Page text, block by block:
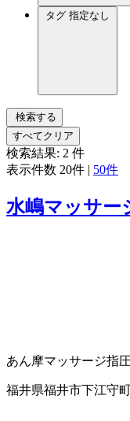
タグ 指定なし
検索する
すべてクリア
検索結果: 2 件
表示件数 20件 | 50件
水嶋マッサー
あん摩マッサージ指
福井県福井市下江守